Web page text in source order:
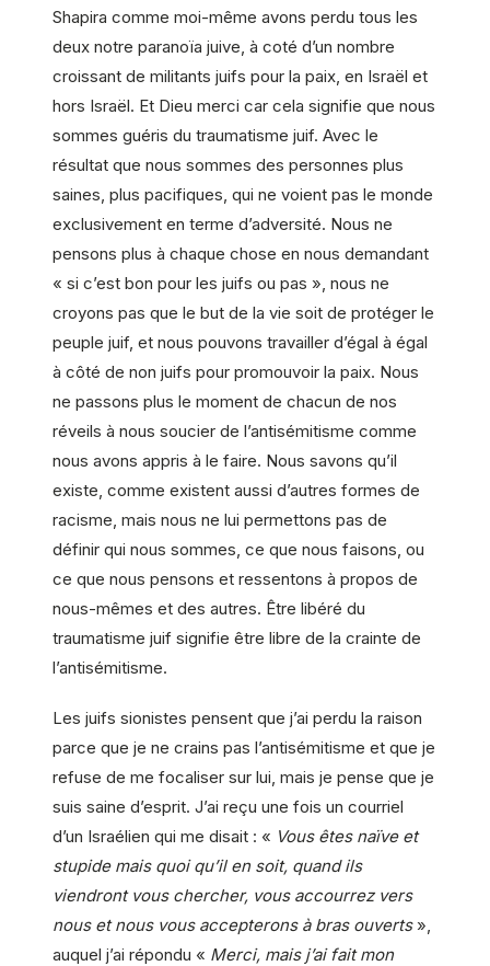
Shapira comme moi-même avons perdu tous les
deux notre paranoïa juive, à coté d’un nombre
croissant de militants juifs pour la paix, en Israël et
hors Israël. Et Dieu merci car cela signifie que nous
sommes guéris du traumatisme juif. Avec le
résultat que nous sommes des personnes plus
saines, plus pacifiques, qui ne voient pas le monde
exclusivement en terme d’adversité. Nous ne
pensons plus à chaque chose en nous demandant
« si c’est bon pour les juifs ou pas », nous ne
croyons pas que le but de la vie soit de protéger le
peuple juif, et nous pouvons travailler d’égal à égal
à côté de non juifs pour promouvoir la paix. Nous
ne passons plus le moment de chacun de nos
réveils à nous soucier de l’antisémitisme comme
nous avons appris à le faire. Nous savons qu’il
existe, comme existent aussi d’autres formes de
racisme, mais nous ne lui permettons pas de
définir qui nous sommes, ce que nous faisons, ou
ce que nous pensons et ressentons à propos de
nous-mêmes et des autres. Être libéré du
traumatisme juif signifie être libre de la crainte de
l’antisémitisme.
Les juifs sionistes pensent que j’ai perdu la raison
parce que je ne crains pas l’antisémitisme et que je
refuse de me focaliser sur lui, mais je pense que je
suis saine d’esprit. J’ai reçu une fois un courriel
d’un Israélien qui me disait : « Vous êtes naïve et
stupide mais quoi qu’il en soit, quand ils
viendront vous chercher, vous accourrez vers
nous et nous vous accepterons à bras ouverts »,
auquel j’ai répondu « Merci, mais j’ai fait mon